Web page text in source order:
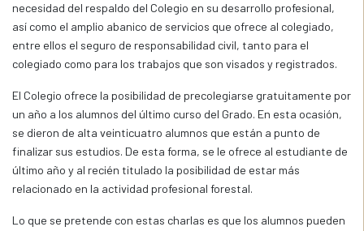
necesidad del respaldo del Colegio en su desarrollo profesional,
así como el amplio abanico de servicios que ofrece al colegiado,
entre ellos el seguro de responsabilidad civil, tanto para el
colegiado como para los trabajos que son visados y registrados.
El Colegio ofrece la posibilidad de precolegiarse gratuitamente por
un año a los alumnos del último curso del Grado. En esta ocasión,
se dieron de alta veinticuatro alumnos que están a punto de
finalizar sus estudios. De esta forma, se le ofrece al estudiante de
último año y al recién titulado la posibilidad de estar más
relacionado en la actividad profesional forestal.
Lo que se pretende con estas charlas es que los alumnos pueden